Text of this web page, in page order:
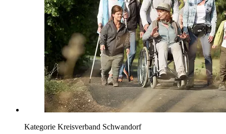
Kategorie Kreisverband Schwandorf